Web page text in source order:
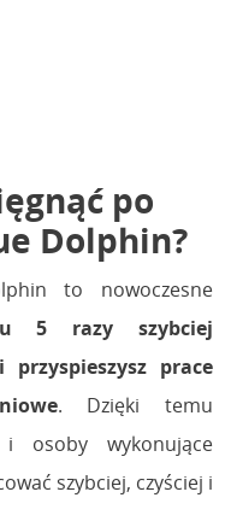
po
Dolphin?
to nowoczesne
5 razy szybciej
przyspieszysz prace
. Dzięki temu
osoby wykonujące
szybciej, czyściej i